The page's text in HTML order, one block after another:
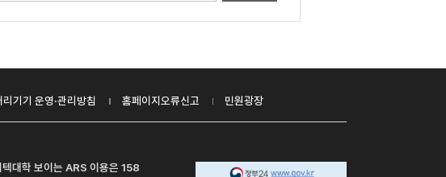
기기 운영·관리방침 홈페이지오류신고 민원광장
학 보이는 ARS 이용은 158